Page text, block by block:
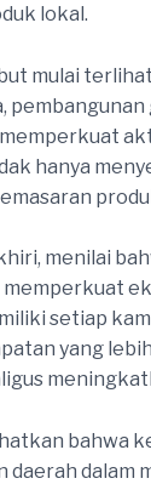
lokal.
mulai
hanya
menilai
setiap
yang
bahwa
daerah